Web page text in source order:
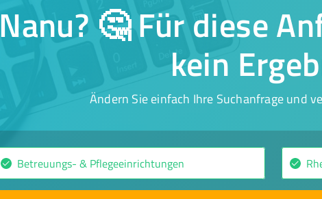
Nanu? 🤔 Für diese
kein
Ändern Sie einfach Ihre Suchanfrage und